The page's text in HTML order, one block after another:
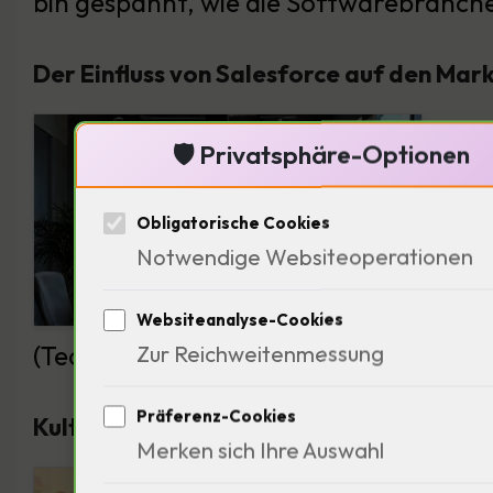
Der Einfluss von Salesforce auf den
(Technologieriese, 48 Jahre alt) nach
Kulturelle Einflüsse auf den
🛡️ Privatsphäre-Optionen
Obligatorische Cookies
Notwendige Websiteoperationen
Websiteanalyse-Cookies
Zur Reichweitenmessung
Präferenz-Cookies
Merken sich Ihre Auswahl